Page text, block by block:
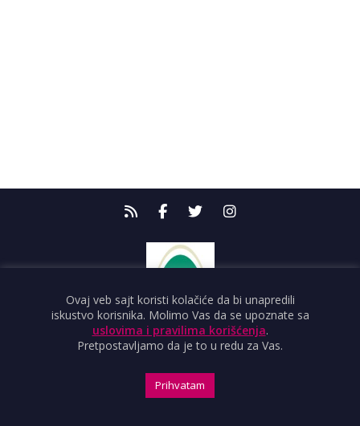
Ovaj veb sajt koristi kolačiće da bi unapredili
iskustvo korisnika. Molimo Vas da se upoznate sa
uslovima i pravilima korišćenja.
Pretpostavljamo da je to u redu za Vas.
Prihvatam